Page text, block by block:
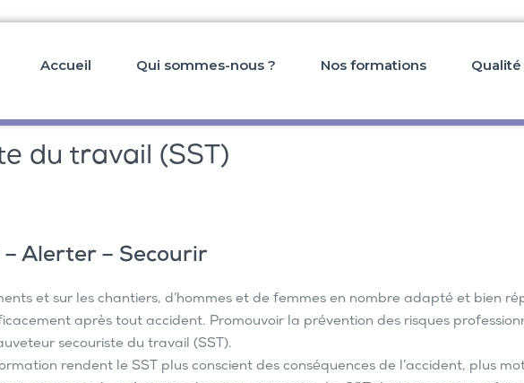
Accueil Qui sommes-nous ? Nos formations Qualité
du travail (SST)
Alerter – Secourir
et sur les chantiers, d’hommes et de femmes en nombre adapté et bien
après tout accident. Promouvoir la prévention des risques
secouriste du travail (SST).
rendent le SST plus conscient des conséquences de l’accident, plus